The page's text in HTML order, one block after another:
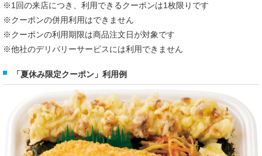
※1回の来店につき、利用できるクーポンは1枚限りです
※クーポンの併用利用はできません
※クーポンの利用期限は商品注文日が対象です
※他社のデリバリーサービスには利用できません
「夏休み限定クーポン」利用例